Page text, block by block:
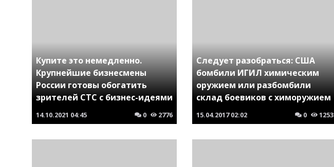
Купите это немедленно.
Крупнейшие бизнесмены
России готовы обогатить
зрителей СТС с бизнес-идеями
14.10.2021 04:45 0 2776
Следует разобраться: США
бомбили ИГИЛ химическим
оружием или разбомбили
склад боевиков с химоружием
15.04.201702:02 0 1253